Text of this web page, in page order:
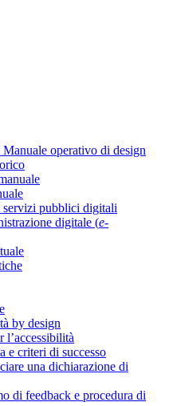
operativo di design
servizi pubblici digitali
digitale (e-
by design
l’accessibilità
e criteri di successo
una dichiarazione di
di feedback e procedura di